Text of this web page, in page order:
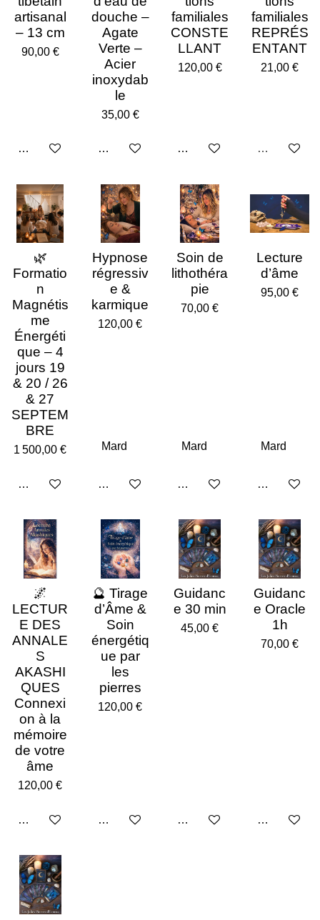
artisanal
– 13 cm
90,00 €
Ajouter au panier
douche –
Agate
Verte –
Acier
inoxydab
le
35,00 €
Ajouter au panier
familiales
CONSTE
LLANT
120,00 €
Ajouter au panier
familiales
REPRÉS
ENTANT
21,00 €
Épuisé
🌿
Formatio
n
Magnétis
me
Énergéti
que – 4
jours 19
& 20 / 26
& 27
SEPTEM
BRE
1 500,00 €
Ajouter au panier
Hypnose
régressiv
e &
karmique
120,00 €
Ajouter au panier
Soin de
lithothéra
pie
70,00 €
Ajouter au panier
Lecture
d’âme
95,00 €
Ajouter au
🌌
LECTUR
E DES
ANNALE
S
AKASHI
QUES
Connexi
on à la
mémoire
de votre
âme
120,00 €
Ajouter au panier
🔮 Tirage
d’Âme &
Soin
énergétiq
ue par
les
pierres
120,00 €
Ajouter au panier
Guidanc
e 30 min
45,00 €
Ajouter au panier
Guidanc
e Oracle
1h
70,00 €
Ajouter au